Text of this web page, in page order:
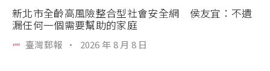
新北市全齡高風險整合型社會安全網 侯友宜：不遺
漏任何一個需要幫助的家庭
臺灣郵報 · 2026 年 8 月 8 日